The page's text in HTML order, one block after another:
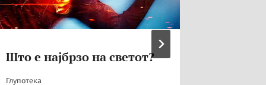
Што е најбрзо на светот?
Глупотека